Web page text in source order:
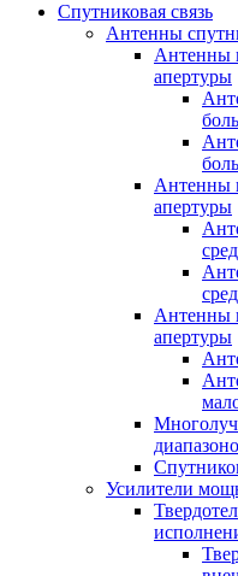
Спутниковая связь
Антенны
Антенны
апертуры
Антенны
апертуры
Антенны
апертуры
Усилители